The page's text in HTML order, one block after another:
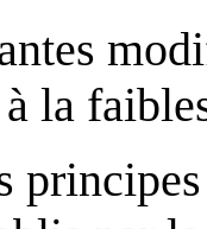
la